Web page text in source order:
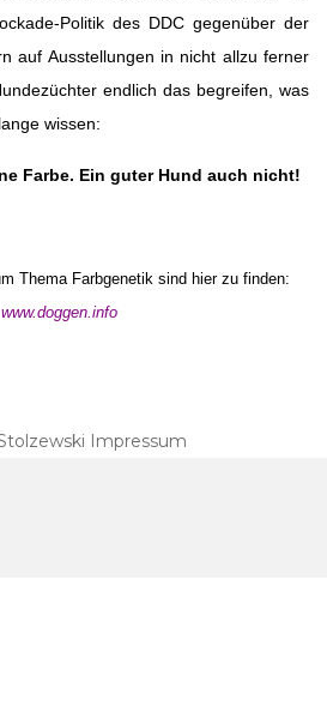
Politik des DDC gegenüber der
auf Ausstellungen in nicht allzu ferner
endlich das begreifen, was
wissen:
Farbe. Ein guter Hund auch nicht!
Thema Farbgenetik sind hier zu finden:
www.doggen.info
Impressum